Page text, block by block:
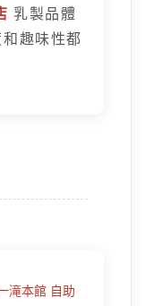
乳製品體
趣味性都
滝本館 自助